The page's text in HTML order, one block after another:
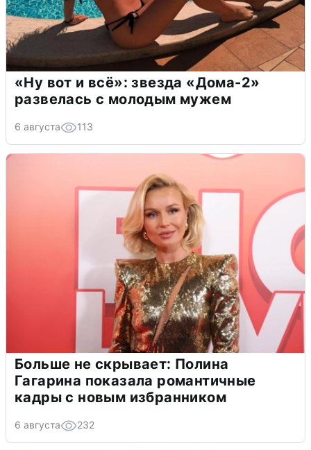
«Ну вот и всё»: звезда «Дома-2»
развелась с молодым мужем
6 августа 113
Больше не скрывает: Полина
Гагарина показала романтичные
кадры с новым избранником
6 августа 232